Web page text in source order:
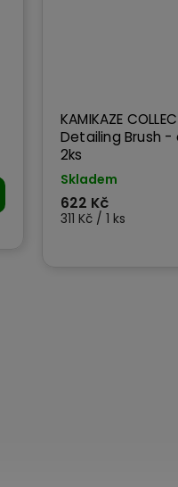
KAMIKAZE
Detailing Brush
2ks
Skladem
622 Kč
311 Kč / 1 ks